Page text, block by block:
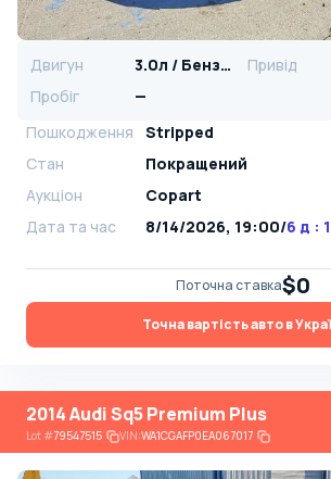
Двигун 3.0л / Бензин Привід
Пробіг
—
Пошкодження
Stripped
Стан
Покращений
Аукціон
Copart
Дата та час
8/14/2026, 19:00/6 д :
Поточна ставка$0
Точна вартість авто в
2014 Audi Sq5 Premium Plus
Lot#79547515 VIN:WA1CGAFP0EA067017